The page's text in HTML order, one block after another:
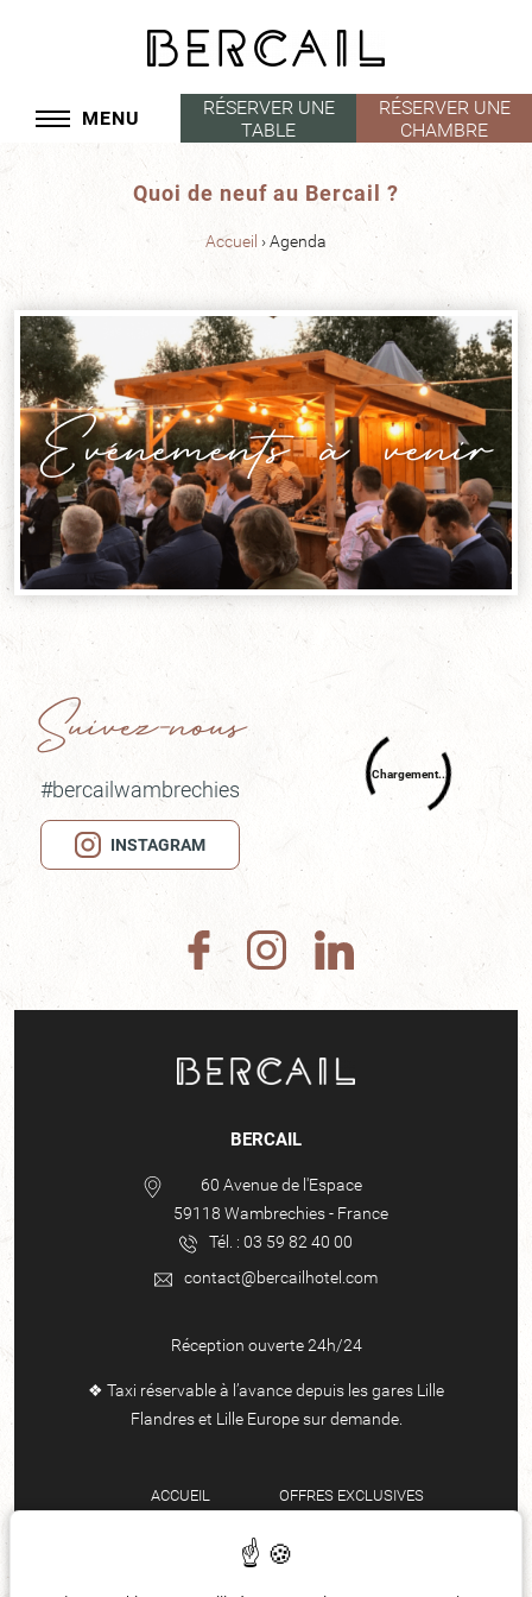
RÉSERVER UNE
TABLE
RÉSERVER UNE
CHAMBRE
MENU
Quoi de neuf au Bercail ?
Accueil Agenda
Événements à venir
Suivez-nous
#bercailwambrechies
INSTAGRAM
BERCAIL
60 Avenue de l'Espace
59118 Wambrechies- France
Tél. : 03 59 82 40 00
contact@bercailhotel.com
Réception ouverte 24h/24
❖ Taxi réservable à l’avance depuis les gares Lille
Flandres et Lille Europe sur demande.
ACCUEIL
CHAMBRES & SUITES
OFFRES EXCLUSIVES